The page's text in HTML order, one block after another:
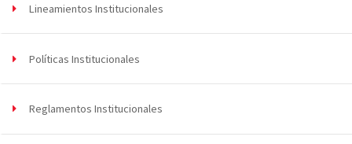
Lineamientos Institucionales
Políticas Institucionales
Reglamentos Institucionales